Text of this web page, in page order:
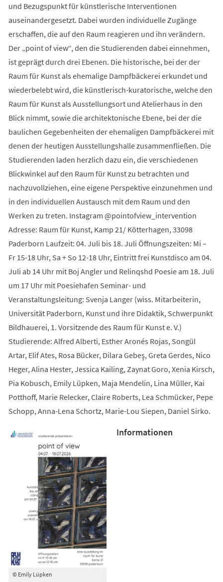
und Bezugspunkt für künstlerische Interventionen
auseinandergesetzt. Dabei wurden individuelle Zugänge
erschaffen, die auf den Raum reagieren und ihn verändern.
Der „point of view“, den die Studierenden dabei einnehmen,
ist geprägt durch drei Ebenen. Die historische, bei der der
Raum für Kunst als ehemalige Dampfbäckerei erkundet und
wiederbelebt wird, die künstlerisch-kuratorische, welche den
Raum für Kunst als Ausstellungsort und Atelierhaus in den
Blick nimmt, sowie die architektonische Ebene, bei der die
baulichen Gegebenheiten der ehemaligen Dampfbäckerei mit
denen der heutigen Ausstellungshalle zusammenfließen. Die
Studierenden laden herzlich dazu ein, die verschiedenen
Blickwinkel auf den Raum für Kunst zu betrachten und
nachzuvollziehen, eine eigene Perspektive einzunehmen und
in den individuellen Austausch mit dem Raum und den
Werken zu treten. Instagram @pointofview_intervention
Adresse: Raum für Kunst, Kamp 21/ Kötterhagen, 33098
Paderborn Laufzeit: 04. Juli bis 18. Juli Öffnungszeiten: Mi –
Fr 15-18 Uhr, Sa + So 12-18 Uhr, Eintritt frei Kunstdisco am 04.
Juli ab 14 Uhr mit Boj Angler und Relinqshd Poesie am 18. Juli
um 17 Uhr mit Poesiehafen Seminar- und
Veranstaltungsleitung: Svenja Langer (wiss. Mitarbeiterin,
Universität Paderborn, Kunst und ihre Didaktik, Schwerpunkt
Bildhauerei, 1. Vorsitzende des Raum für Kunst e. V.)
Studierende: Alfred Alberti, Esther Aronés Rojas, Songül
Artar, Elif Ates, Rosa Bücker, Dilara Gebeş, Greta Gerdes, Nico
Heger, Alina Hester, Jessica Kailing, Zaynat Goro, Xenia Kirsch,
Pia Kobusch, Emily Lüpken, Maja Mendelin, Lina Müller, Kai
Potthoff, Marie Relecker, Claire Roberts, Lea Schmücker, Pepe
Schopp, Anna-Lena Schortz, Marie-Lou Siepen, Daniel Sirko.
© Emily Lüpken
Informationen